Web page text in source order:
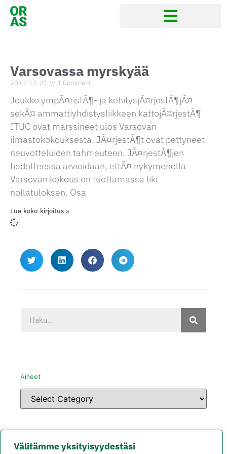
Välitämme yksityisyydestäsi
Varsovassa myrskyää
2013-11-21 1 Comment
Joukko ympÃ¤ristÃ¶- ja kehitysjÃ¤rjestÃ¶jÃ¤
sekÃ¤ ammattiyhdistysliikkeen kattojÃ¤rjestÃ¶
ITUC ovat marssineet ulos Varsovan
ilmastokokouksesta. JÃ¤rjestÃ¶t ovat pettyneet
neuvotteluiden tahmeuteen. JÃ¤rjestÃ¶jen
tiedotteessa arvioidaan, ettÃ¤ nykymenolla
Varsovan kokous on tuottamassa liki
nollatuloksen. Osa
Lue koko kirjoitus »
Aiheet